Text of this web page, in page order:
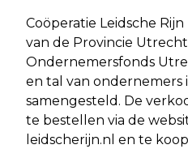
Coöperatie Leidsche
van de Provincie
Ondernemersfonds
en tal van ondernemers
samengesteld. De
te bestellen via de
leidscherijn.nl en te